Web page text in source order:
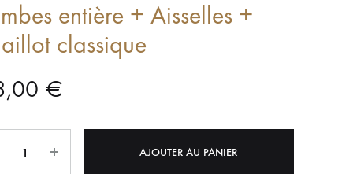
entière + Aisselles +
classique
€
AJOUTER AU PANIER